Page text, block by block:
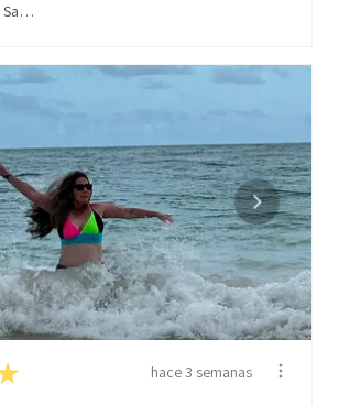
Santiago centro, Santiago
hace 3 semanas